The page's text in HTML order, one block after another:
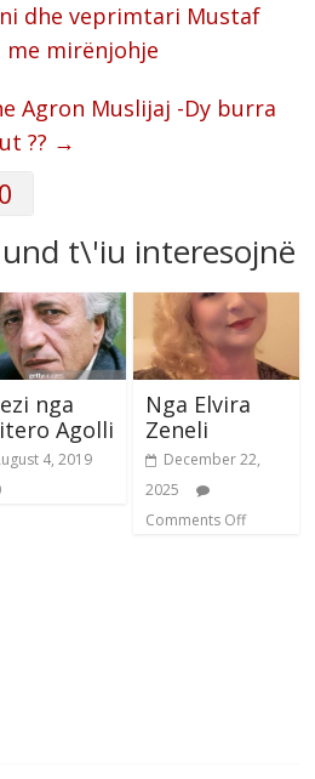
dhe veprimtari Mustaf
me mirënjohje
Agron Muslijaj -Dy burra
?? →
0
t\'iu interesojnë
nga
Agolli
4, 2019
Nga Elvira
Zeneli
December 22,
2025
Comments Off